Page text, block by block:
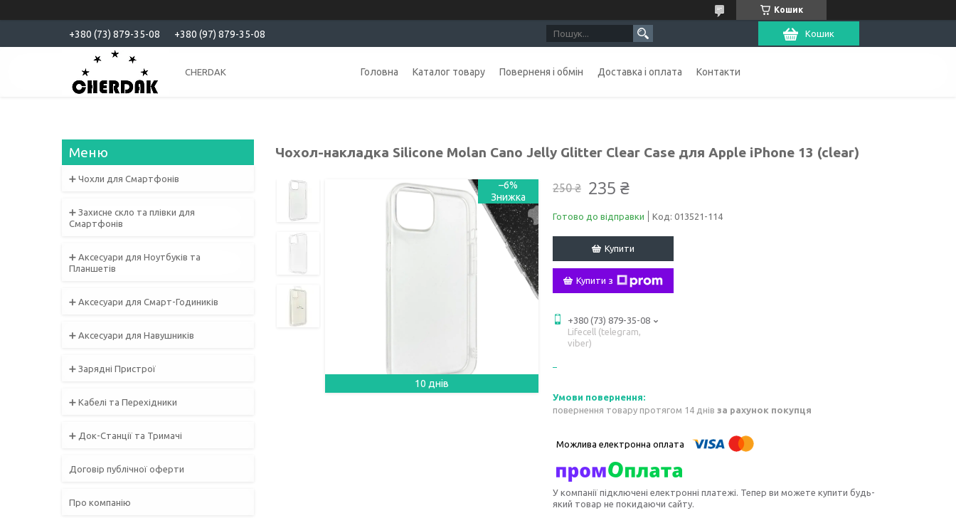
Кошик
+380 (73) 879-35-08 +380 (97) 879-35-08 Кошик
CHERDAK Головна Каталог товару Поверненя і обмін Доставка і оплата Контакти
Чохол-накладка Silicone Molan Cano Jelly Glitter Clear Case для Apple iPhone 13 (clear)
–6%
10 днів
250 ₴ 235 ₴
Готово до відправки Код: 013521-114
Купити
Купити з
+380 (73) 879-35-08
Lifecell (telegram,
viber)
повернення товару протягом 14 днів за рахунок покупця
У компанії підключені електронні платежі. Тепер ви можете купити будь-
який товар не покидаючи сайту.
➕ Чохли для Смартфонів
➕ Захисне скло та плівки для
Смартфонів
➕ Аксесуари для Ноутбуків та
Планшетів
➕ Аксесуари для Смарт-Годиників
➕ Аксесуари для Навушників
➕ Зарядні Пристрої
➕ Кабелі та Перехідники
➕ Док-Станції та Тримачі
Договір публічної оферти
Про компанію